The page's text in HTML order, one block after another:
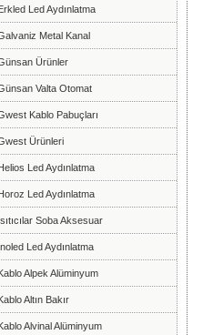
Led Aydınlatma
Metal Kanal
Ürünler
Valta Otomat
Kablo Pabuçları
Ürünleri
Led Aydınlatma
Led Aydınlatma
Soba Aksesuar
Led Aydınlatma
Alpek Alüminyum
Altın Bakır
Alvinal Alüminyum